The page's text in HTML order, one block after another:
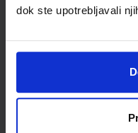
dok ste upotrebljavali
Prijavite se kako